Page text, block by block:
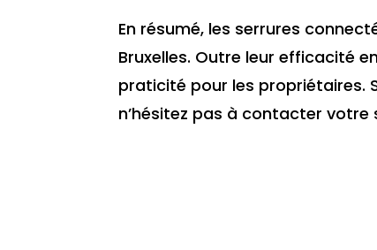
En résumé, les serrures
Bruxelles. Outre leur efficacité
praticité pour les propriétaires.
n’hésitez pas à contacter votre